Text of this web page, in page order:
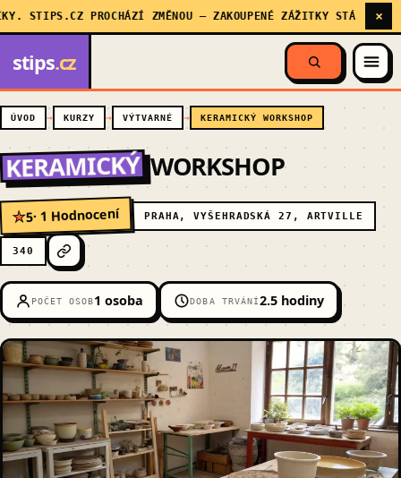
STIPS.CZ PROCHÁZÍ ZMĚNOU — ZAKOUPENÉ ZÁŽITKY STÁLE ×
stips.cz
ÚVOD KURZY VÝTVARNÉ KERAMICKÝ WORKSHOP
KERAMICKÝWORKSHOP
★5· 1 Hodnocení PRAHA, VYŠEHRADSKÁ 27, ARTVILLE
340
POČET OSOB1 osoba DOBA TRVÁNÍ2.5 hodiny